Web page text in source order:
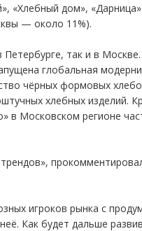
«Хлебный дом», «Дарница»
— около 11%).
так и в
глобальная
чёрных формовых
хлебных изделий.
в Московском регионе
игроков рынка с
Как будет дальше